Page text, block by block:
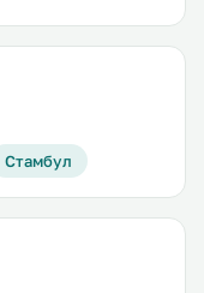
Стамбул